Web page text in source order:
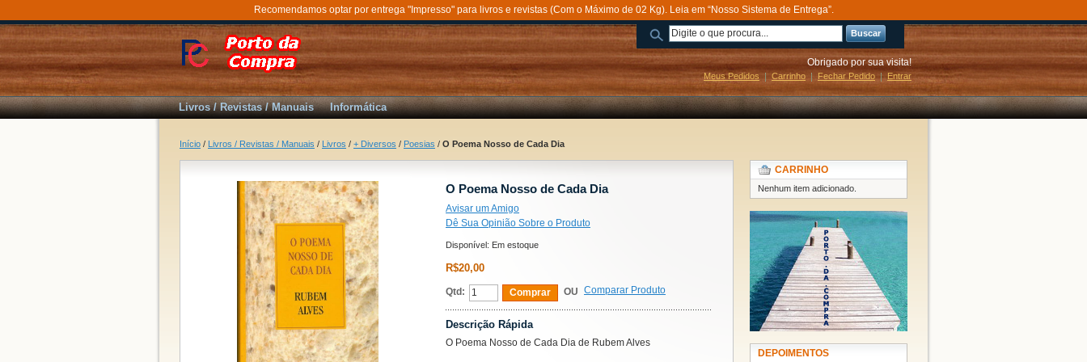
Recomendamos optar por entrega "Impresso" para livros e revistas (Com o Máximo de 02 Kg). Leia em “Nosso Sistema de Entrega”.
Buscar
Obrigado por sua visita!
Meus Pedidos Carrinho Fechar Pedido Entrar
Livros / Revistas / Manuais Informática
Início / Livros / Revistas / Manuais / Livros / + Diversos / Poesias / O Poema Nosso de Cada Dia
O Poema Nosso de Cada Dia
Avisar um Amigo
Dê Sua Opinião Sobre o Produto
Disponível: Em estoque
R$20,00
Qtd: Comprar OU Comparar Produto
Descrição Rápida
O Poema Nosso de Cada Dia de Rubem Alves
CARRINHO
Nenhum item adicionado.
DEPOIMENTOS